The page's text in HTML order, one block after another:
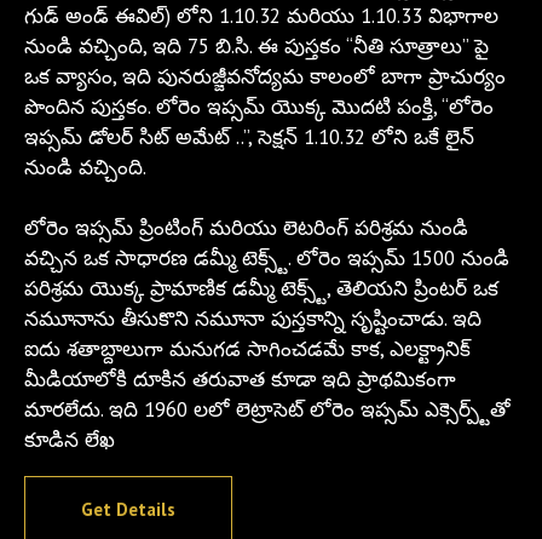
గుడ్ అండ్ ఈవిల్) లోని 1.10.32 మరియు 1.10.33 విభాగాల
నుండి వచ్చింది, ఇది 75 బి.సి. ఈ పుస్తకం “నీతి సూత్రాలు” పై
ఒక వ్యాసం, ఇది పునరుజ్జీవనోద్యమ కాలంలో బాగా ప్రాచుర్యం
పొందిన పుస్తకం. లోరెం ఇప్సమ్ యొక్క మొదటి పంక్తి, “లోరెం
ఇప్సమ్ డోలర్ సిట్ అమేట్ ..”, సెక్షన్ 1.10.32 లోని ఒకే లైన్
నుండి వచ్చింది.
లోరెం ఇప్సమ్ ప్రింటింగ్ మరియు లెటరింగ్ పరిశ్రమ నుండి
వచ్చిన ఒక సాధారణ డమ్మీ టెక్స్ట్. లోరెం ఇప్సమ్ 1500 నుండి
పరిశ్రమ యొక్క ప్రామాణిక డమ్మీ టెక్స్ట్, తెలియని ప్రింటర్ ఒక
నమూనాను తీసుకొని నమూనా పుస్తకాన్ని సృష్టించాడు. ఇది
ఐదు శతాబ్దాలుగా మనుగడ సాగించడమే కాక, ఎలక్ట్రానిక్
మీడియాలోకి దూకిన తరువాత కూడా ఇది ప్రాథమికంగా
మారలేదు. ఇది 1960 లలో లెట్రాసెట్ లోరెం ఇప్సమ్ ఎక్సెర్ప్ట్‌తో
కూడిన లేఖ
Get Details